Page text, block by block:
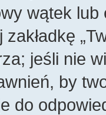
wątek
jeśli nie
by
do